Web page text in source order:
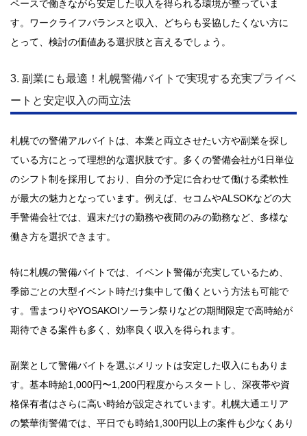
ペースで働きながら安定した収入を得られる環境が整っていま
す。ワークライフバランスと収入、どちらも妥協したくない方に
とって、検討の価値ある選択肢と言えるでしょう。
3. 副業にも最適！札幌警備バイトで実現する充実プライベ
ートと安定収入の両立法
札幌での警備アルバイトは、本業と両立させたい方や副業を探し
ている方にとって理想的な選択肢です。多くの警備会社が1日単位
のシフト制を採用しており、自分の予定に合わせて働ける柔軟性
が最大の魅力となっています。例えば、セコムやALSOKなどの大
手警備会社では、週末だけの勤務や夜間のみの勤務など、多様な
働き方を選択できます。
特に札幌の警備バイトでは、イベント警備が充実しているため、
季節ごとの大型イベント時だけ集中して働くという方法も可能で
す。雪まつりやYOSAKOIソーラン祭りなどの期間限定で高時給が
期待できる案件も多く、効率良く収入を得られます。
副業として警備バイトを選ぶメリットは安定した収入にもありま
す。基本時給1,000円〜1,200円程度からスタートし、深夜帯や資
格保有者はさらに高い時給が設定されています。札幌大通エリア
の繁華街警備では、平日でも時給1,300円以上の案件も少なくあり